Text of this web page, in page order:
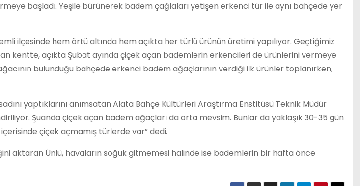
başladı. Yeşile bürünerek badem çağlaları yetişen erkenci tür ile aynı bahçede yer
ilçesinde hem örtü altında hem açıkta her türlü ürünün üretimi yapılıyor. Geçtiğimiz
kentte, açıkta Şubat ayında çiçek açan bademlerin erkencileri de ürünlerini vermeye
bulunduğu bahçede erkenci badem ağaçlarının verdiği ilk ürünler toplanırken,
yaptıklarını anımsatan Alata Bahçe Kültürleri Araştırma Enstitüsü Teknik Müdür
Şuanda çiçek açan badem ağaçları da orta mevsim. Bunlar da yaklaşık 30-35 gün
çiçek açmamış türlerde var” dedi.
aktaran Ünlü, havaların soğuk gitmemesi halinde ise bademlerin bir hafta önce